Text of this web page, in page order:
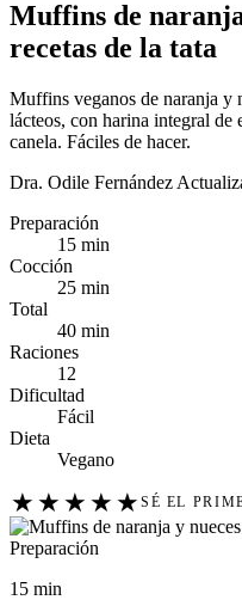
Muffins de
recetas de la tata
Muffins veganos de naranja y
lácteos, con harina integral de
canela. Fáciles de hacer.
Dra. Odile Fernández
Preparación
15 min
Cocción
25 min
Total
40 min
Raciones
12
Dificultad
Fácil
Dieta
Vegano
★ ★ ★ ★ ★ SÉ EL
Preparación
15 min